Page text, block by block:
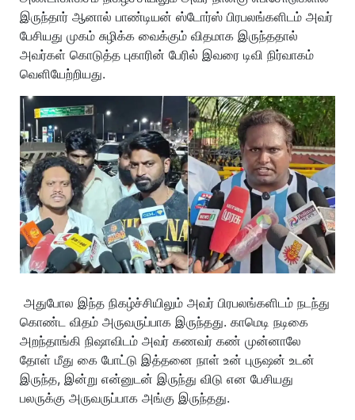
இருந்தார் ஆனால் பாண்டியன் ஸ்டோர்ஸ் பிரபலங்களிடம் அவர்
பேசியது முகம் சுழிக்க வைக்கும் விதமாக இருந்ததால்
அவர்கள் கொடுத்த புகாரின் பேரில் இவரை டிவி நிர்வாகம்
வெளியேற்றியது.
அதுபோல இந்த நிகழ்ச்சியிலும் அவர் பிரபலங்களிடம் நடந்து
கொண்ட விதம் அருவருப்பாக இருந்தது. காமெடி நடிகை
அறந்தாங்கி நிஷாவிடம் அவர் கணவர் கண் முன்னாலே
தோள் மீது கை போட்டு இத்தனை நாள் உன் புருஷன் உடன்
இருந்த, இன்று என்னுடன் இருந்து விடு என பேசியது
பலருக்கு அருவருப்பாக அங்கு இருந்தது.